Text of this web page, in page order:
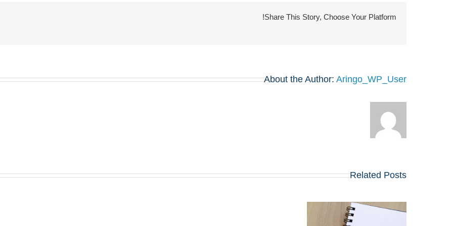
Share This Story, Choose Your Platform!
About the Author: Aringo_WP_User
Related Posts